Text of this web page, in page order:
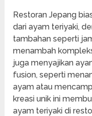
Restoran Jepang
dari ayam teriyaki,
tambahan seperti
menambah
juga menyajikan
fusion, seperti
ayam atau
kreasi unik ini
ayam teriyaki di